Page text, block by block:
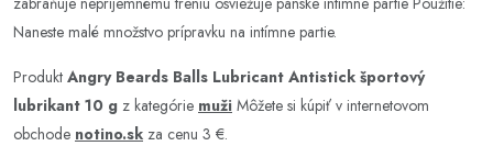
Naneste malé množstvo prípravku na intímne partie.
Produkt Angry Beards Balls Lubricant Antistick športový
lubrikant 10 g z kategórie muži Môžete si kúpiť v internetovom
obchode notino.sk za cenu 3 €.